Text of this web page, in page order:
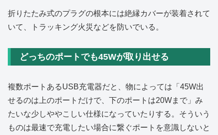
折りたたみ式のプラグの根本には絶縁カバーが装着されて
いて、トラッキング火災などを防いでいる。
どっちのポートでも45Wが取り出せる
複数ポートあるUSB充電器だと、物によっては「45W出
せるのは上のポートだけで、下のポートは20Wまで」み
たいな少しややこしい仕様になっていたりする。そういう
ものは最速で充電したい場合に繋ぐポートを意識しないと